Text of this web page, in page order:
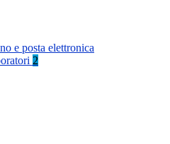
e posta elettronica
2